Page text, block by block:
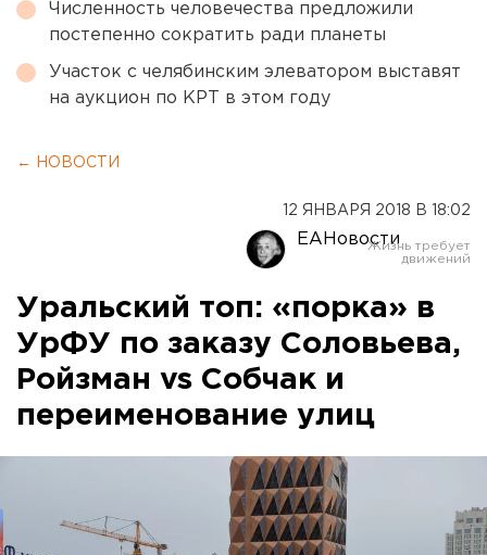
Численность человечества предложили
постепенно сократить ради планеты
Участок с челябинским элеватором выставят
на аукцион по КРТ в этом году
← НОВОСТИ
12 ЯНВАРЯ 2018 В 18:02
ЕАНовости
Уральский топ: «порка» в
УрФУ по заказу Соловьева,
Ройзман vs Собчак и
переименование улиц